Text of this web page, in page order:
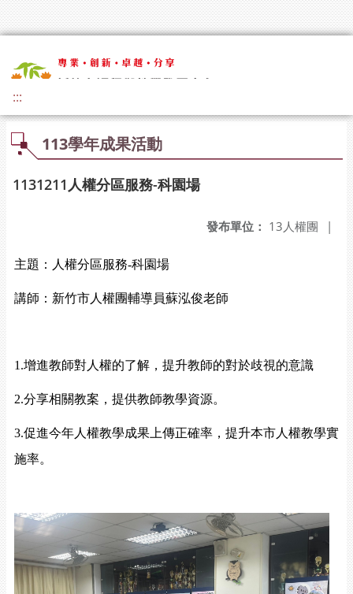
:::
113學年成果活動
1131211人權分區服務-科園場
發布單位： 13人權團 |
主題：人權分區服務-科園場
講師：新竹市人權團輔導員蘇泓俊老師
1.增進教師對人權的了解，提升教師的對於歧視的意識
2.分享相關教案，提供教師教學資源。
3.促進今年人權教學成果上傳正確率，提升本市人權教學實
施率。